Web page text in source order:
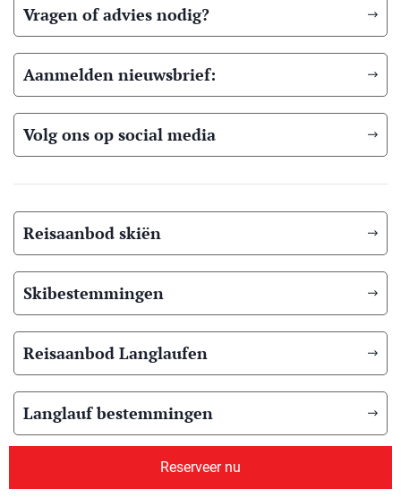
Reserveer nu
Vragen of advies nodig?
Aanmelden nieuwsbrief:
Volg ons op social media
Reisaanbod skiën
Skibestemmingen
Reisaanbod Langlaufen
Langlauf bestemmingen
Reisaanbod zomer